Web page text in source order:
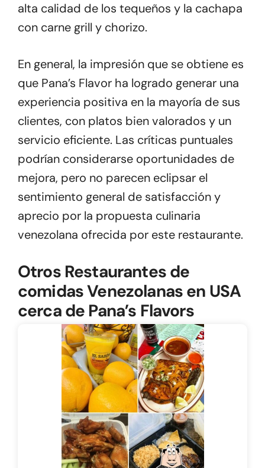
alta calidad de los tequeños y la cachapa
con carne grill y chorizo.
En general, la impresión que se obtiene es
que Pana’s Flavor ha logrado generar una
experiencia positiva en la mayoría de sus
clientes, con platos bien valorados y un
servicio eficiente. Las críticas puntuales
podrían considerarse oportunidades de
mejora, pero no parecen eclipsar el
sentimiento general de satisfacción y
aprecio por la propuesta culinaria
venezolana ofrecida por este restaurante.
Otros Restaurantes de
comidas Venezolanas en USA
cerca de Pana’s Flavors